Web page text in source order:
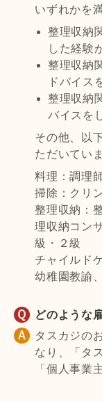
いずれかを
整理収納
した経験
整理収納
ドバイス
整理収納
バイスを
その他、以
ただいてい
料理：調理
掃除：クリ
整理収納：
理収納コン
級・２級
チャイルド
幼稚園教諭
どのような
タスカジの
なり、「タ
「個人事業